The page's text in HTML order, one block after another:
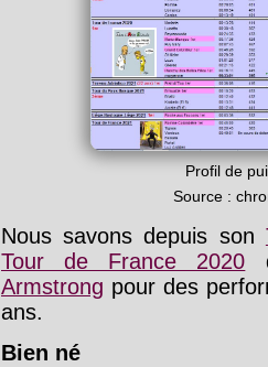
Profil de
Source :
Nous savons depuis son
Tour de France 2020
Armstrong pour des
ans.
Bien né